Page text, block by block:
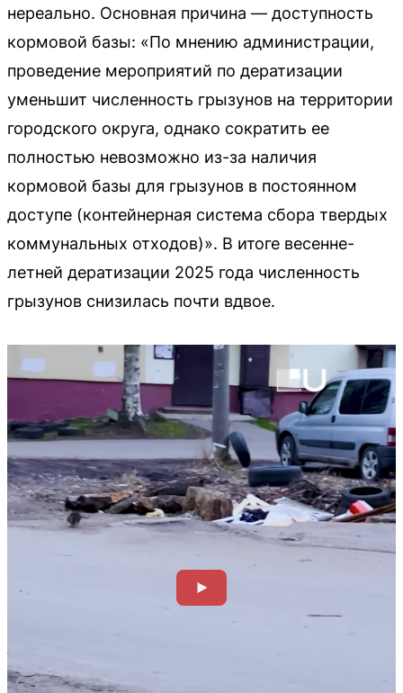
нереально. Основная причина — доступность
кормовой базы: «По мнению администрации,
проведение мероприятий по дератизации
уменьшит численность грызунов на территории
городского округа, однако сократить ее
полностью невозможно из-за наличия
кормовой базы для грызунов в постоянном
доступе (контейнерная система сбора твердых
коммунальных отходов)». В итоге весенне-
летней дератизации 2025 года численность
грызунов снизилась почти вдвое.